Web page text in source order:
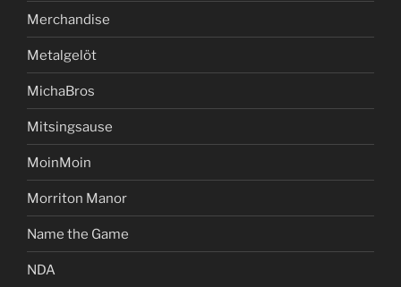
Merchandise
Metalgelöt
MichaBros
Mitsingsause
MoinMoin
Morriton Manor
Name the Game
NDA